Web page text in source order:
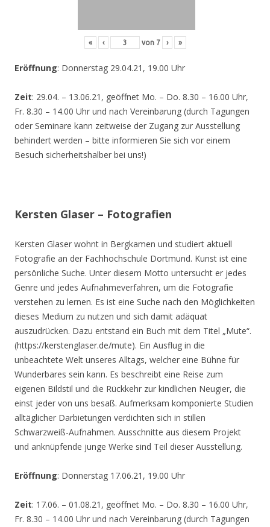
« ‹ von 7 › »
Eröffnung: Donnerstag 29.04.21, 19.00 Uhr
Zeit: 29.04. – 13.06.21, geöffnet Mo. – Do. 8.30 – 16.00 Uhr,
Fr. 8.30 – 14.00 Uhr und nach Vereinbarung (durch Tagungen
oder Seminare kann zeitweise der Zugang zur Ausstellung
behindert werden – bitte informieren Sie sich vor einem
Besuch sicherheitshalber bei uns!)
Kersten Glaser – Fotografien
Kersten Glaser wohnt in Bergkamen und studiert aktuell
Fotografie an der Fachhochschule Dortmund. Kunst ist eine
persönliche Suche. Unter diesem Motto untersucht er jedes
Genre und jedes Aufnahmeverfahren, um die Fotografie
verstehen zu lernen. Es ist eine Suche nach den Möglichkeiten
dieses Medium zu nutzen und sich damit adäquat
auszudrücken. Dazu entstand ein Buch mit dem Titel „Mute“.
(https://kerstenglaser.de/mute). Ein Ausflug in die
unbeachtete Welt unseres Alltags, welcher eine Bühne für
Wunderbares sein kann. Es beschreibt eine Reise zum
eigenen Bildstil und die Rückkehr zur kindlichen Neugier, die
einst jeder von uns besaß. Aufmerksam komponierte Studien
alltäglicher Darbietungen verdichten sich in stillen
Schwarzweiß-Aufnahmen. Ausschnitte aus diesem Projekt
und anknüpfende junge Werke sind Teil dieser Ausstellung.
Eröffnung: Donnerstag 17.06.21, 19.00 Uhr
Zeit: 17.06. – 01.08.21, geöffnet Mo. – Do. 8.30 – 16.00 Uhr,
Fr. 8.30 – 14.00 Uhr und nach Vereinbarung (durch Tagungen